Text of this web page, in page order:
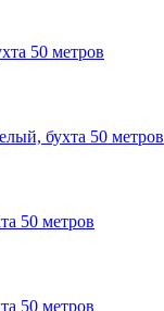
50 метров
бухта 50 метров
50 метров
50 метров